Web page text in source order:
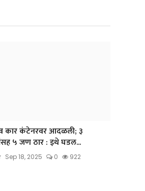
कार कंटेनरवर आदळली; ३
५ जण ठार : इथे घडल...
Sep 18, 2025 0 922